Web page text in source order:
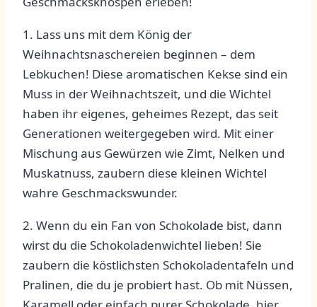
1. Lass‍ uns mit dem⁣ König ⁢der
Weihnachtsnaschereien ‍beginnen⁣ –‍ dem
Lebkuchen! Diese⁤ aromatischen Kekse sind ein‌
Muss in der Weihnachtszeit,⁢ und⁣ die Wichtel
haben ihr eigenes, geheimes Rezept, das seit
Generationen weitergegeben wird. Mit einer
Mischung aus ‍Gewürzen‍ wie ‍Zimt, ‌Nelken und
Muskatnuss,⁢ zaubern diese kleinen Wichtel
wahre Geschmackswunder.
2. Wenn du ​ein Fan von Schokolade bist,⁤ dann
wirst ‍du‌ die Schokoladenwichtel lieben!‌ Sie⁣
zaubern die köstlichsten Schokoladentafeln und
Pralinen, die du je ​probiert hast. Ob mit Nüssen,